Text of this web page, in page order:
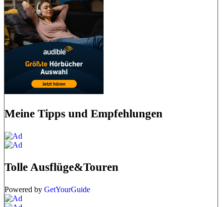
Meine Tipps und Empfehlungen
Tolle Ausflüge&Touren
Powered by GetYourGuide